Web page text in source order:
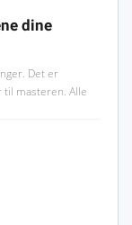
dine
Det er
masteren. Alle